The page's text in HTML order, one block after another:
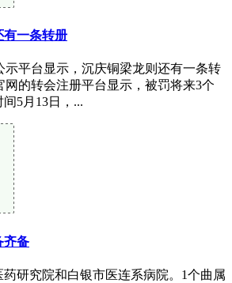
有一条转册
示平台显示，沉庆铜梁龙则还有一条转
网的转会注册平台显示，被罚将来3个
5月13日，...
齐备
研究院和白银市医连系病院。1个曲属